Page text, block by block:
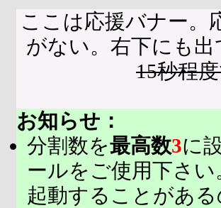
ここは応援バナー。
がない。右下にも
15秒程
お知らせ：
分割数を最高数3に
ールをご使用下さ
起動することがあ